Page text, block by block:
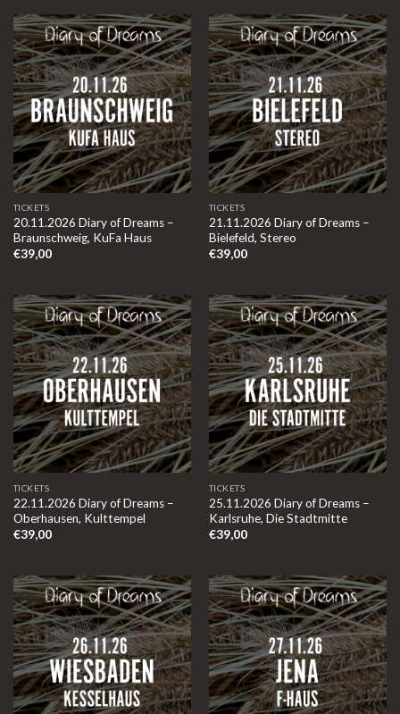
TICKETS
20.11.2026 Diary of Dreams –
Braunschweig, KuFa Haus
€39,00
TICKETS
21.11.2026 Diary of Dreams –
Bielefeld, Stereo
€39,00
TICKETS
22.11.2026 Diary of Dreams –
Oberhausen, Kulttempel
€39,00
TICKETS
25.11.2026 Diary of Dreams –
Karlsruhe, Die Stadtmitte
€39,00